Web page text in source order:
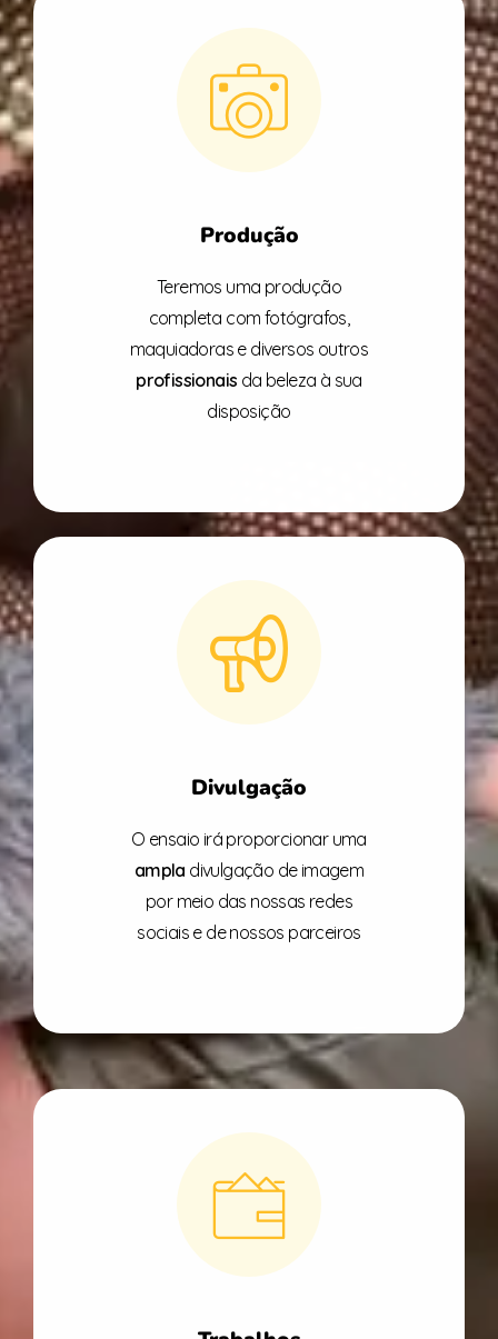
Produção
Teremos uma produção
completa com fotógrafos,
maquiadoras e diversos outros
profissionais da beleza à sua
disposição
Divulgação
O ensaio irá proporcionar uma
ampla divulgação de imagem
por meio das nossas redes
sociais e de nossos parceiros